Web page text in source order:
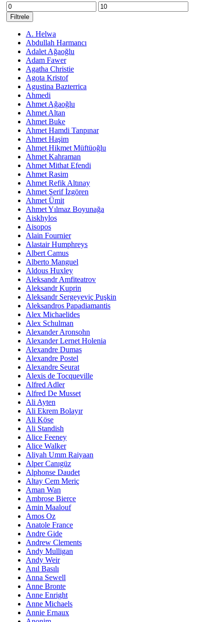
En
düşük
fiyat
En
yüksek
Filtrele
A. Helwa
Abdullah Harmancı
Adalet Ağaoğlu
Adam Fawer
Agatha Christie
Agota Kristof
Agustina Bazterrica
Ahmedi
Ahmet Ağaoğlu
Ahmet Altan
Ahmet Buke
Ahmet Hamdi Tanpınar
Ahmet Haşim
Ahmet Hikmet Müftüoğlu
Ahmet Kahraman
Ahmet Mithat Efendi
Ahmet Rasim
Ahmet Refik Altınay
Ahmet Şerif İzgören
Ahmet Ümit
Ahmet Yılmaz Boyunağa
Aiskhylos
Aisopos
Alain Fournier
Alastair Humphreys
Albert Camus
Alberto Manguel
Aldous Huxley
Aleksandr Amfiteatrov
Aleksandr Kuprin
Aleksandr Sergeyeviç Puşkin
Aleksandros Papadiamantis
Alex Michaelides
Alex Schulman
Alexander Aronsohn
Alexander Lernet Holenia
Alexandre Dumas
Alexandre Postel
Alexandre Seurat
Alexis de Tocqueville
Alfred Adler
Alfred De Musset
Ali Ayten
Ali Ekrem Bolayır
Ali Köse
Ali Standish
Alice Feeney
Alice Walker
Aliyah Umm Raiyaan
Alper Canıgüz
Alphonse Daudet
Altay Cem Meriç
Aman Wan
Ambrose Bierce
Amin Maalouf
Amos Oz
Anatole France
Andre Gide
Andrew Clements
Andy Mulligan
Andy Weir
Anıl Basılı
Anna Sewell
Anne Bronte
Anne Enright
Anne Michaels
Annie Ernaux